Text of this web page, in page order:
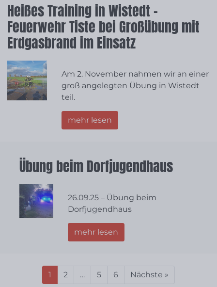
Heißes Training in Wistedt –
Feuerwehr Tiste bei Großübung mit
Erdgasbrand im Einsatz
Am 2. November nahmen wir an einer
groß angelegten Übung in Wistedt
teil.
mehr lesen
Übung beim Dorfjugendhaus
26.09.25 – Übung beim
Dorfjugendhaus
mehr lesen
1 2 … 5 6 Nächste »